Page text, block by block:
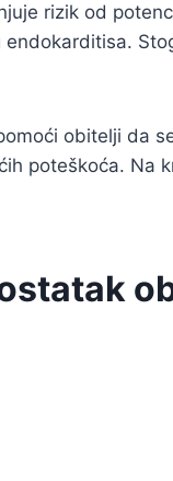
rizik od
obitelji da
poteškoća. Na